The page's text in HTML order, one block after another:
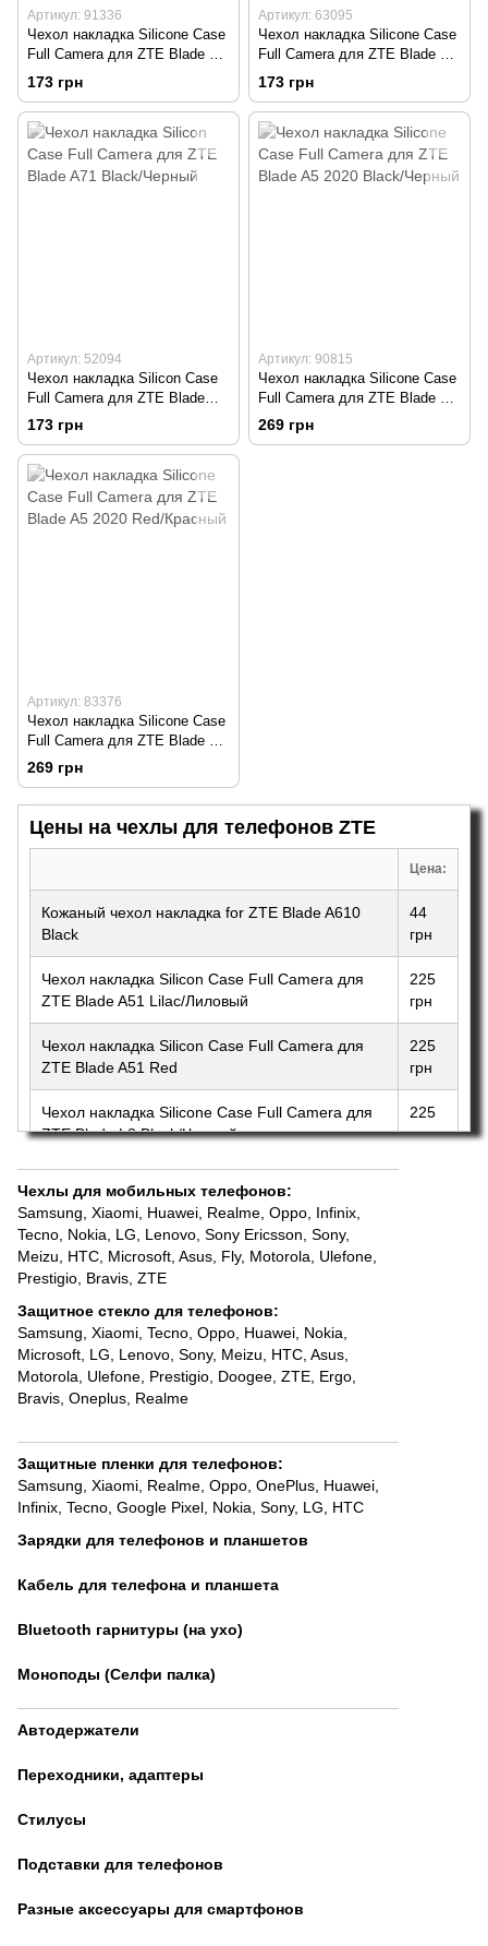
Артикул: 91336
Чехол накладка Silicone Case
Full Camera для ZTE Blade L8
Lilac/Лиловый
173 грн
Артикул: 63095
Чехол накладка Silicone Case
Full Camera для ZTE Blade L9
Red/Красный
173 грн
Артикул: 52094
Чехол накладка Silicon Case
Full Camera для ZTE Blade
A71 Black/Черный
173 грн
Артикул: 90815
Чехол накладка Silicone Case
Full Camera для ZTE Blade A5
2020 Black/Черный
269 грн
Артикул: 83376
Чехол накладка Silicone Case
Full Camera для ZTE Blade A5
2020 Red/Красный
269 грн
Цены на чехлы для телефонов ZTE
Цена:
Кожаный чехол накладка for ZTE Blade A610
Black
44
грн
Чехол накладка Silicon Case Full Camera для
ZTE Blade A51 Lilac/Лиловый
225
грн
Чехол накладка Silicon Case Full Camera для
ZTE Blade A51 Red
225
грн
Чехол накладка Silicone Case Full Camera для
ZTE Blade L8 Black/Черный
225
грн
Чехлы для мобильных телефонов:
Samsung Xiaomi Huawei Realme Oppo Infinix
Tecno Nokia LG Lenovo Sony Ericsson, Sony,
Meizu
HTC Microsoft Asus Fly, Motorola Ulefone
Prestigio Bravis ZTE
Защитное стекло для телефонов:
Samsung Xiaomi Tecno Oppo Huawei Nokia,
Microsoft LG Lenovo Sony, Meizu HTC Asus
Motorola
Ulefone Prestigio Doogee ZTE Ergo
Bravis Oneplus Realme
Защитные пленки для телефонов:
Samsung Xiaomi Realme Oppo OnePlus Huawei
Infinix Tecno Google Pixel Nokia Sony, LG
HTC
Зарядки для телефонов и планшетов
Кабель для телефона и планшета
Bluetooth гарнитуры (на ухо)
Моноподы (Селфи палка)
Автодержатели
Переходники, адаптеры
Стилусы
Подставки для телефонов
Разные аксессуары для смартфонов